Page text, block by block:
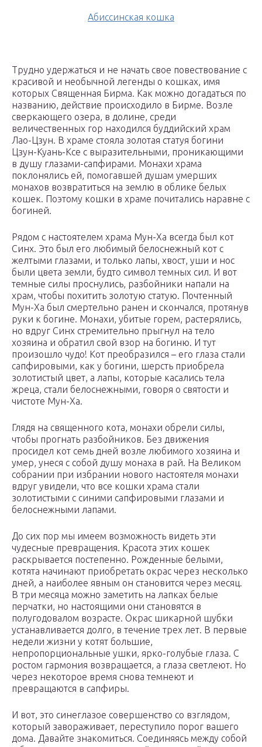
Абиссинская кошка
Трудно удержаться и не начать свое повествование с
красивой и необычной легенды о кошках, имя
которых Священная Бирма. Как можно догадаться по
названию, действие происходило в Бирме. Возле
сверкающего озера, в долине, среди
величественных гор находился буддийский храм
Лао-Цзун. В храме стояла золотая статуя богини
Цзун-Куань-Ксе с выразительными, проникающими
в душу глазами-сапфирами. Монахи храма
поклонялись ей, помогавшей душам умерших
монахов возвратиться на землю в облике белых
кошек. Поэтому кошки в храме почитались наравне с
богиней.
Рядом с настоятелем храма Мун-Ха всегда был кот
Синх. Это был его любимый белоснежный кот с
желтыми глазами, и только лапы, хвост, уши и нос
были цвета земли, будто символ темных сил. И вот
темные силы проснулись, разбойники напали на
храм, чтобы похитить золотую статую. Почтенный
Мун-Ха был смертельно ранен и скончался, протянув
руки к богине. Монахи, убитые горем, растерялись,
но вдруг Синх стремительно прыгнул на тело
хозяина и обратил свой взор на богиню. И тут
произошло чудо! Кот преобразился – его глаза стали
сапфировыми, как у богини, шерсть приобрела
золотистый цвет, а лапы, которые касались тела
жреца, стали белоснежными, говоря о святости и
чистоте Мун-Ха.
Глядя на священного кота, монахи обрели силы,
чтобы прогнать разбойников. Без движения
просидел кот семь дней возле любимого хозяина и
умер, унеся с собой душу монаха в рай. На Великом
собрании при избрании нового настоятеля монахи
вдруг увидели, что все кошки храма стали
золотистыми с синими сапфировыми глазами и
белоснежными лапами.
До сих пор мы имеем возможность видеть эти
чудесные превращения. Красота этих кошек
раскрывается постепенно. Рожденные белыми,
котята начинают приобретать окрас через несколько
дней, а наиболее явным он становится через месяц.
В три месяца можно заметить на лапках белые
перчатки, но настоящими они становятся в
полугодовалом возрасте. Окрас шикарной шубки
устанавливается долго, в течение трех лет. В первые
недели жизни у котят большие,
непропорциональные ушки, ярко-голубые глаза. С
ростом гармония возвращается, а глаза светлеют. Но
через некоторое время снова темнеют и
превращаются в сапфиры.
И вот, это синеглазое совершенство со взглядом,
который завораживает, переступило порог вашего
дома. Давайте знакомиться. Соединяясь между собой